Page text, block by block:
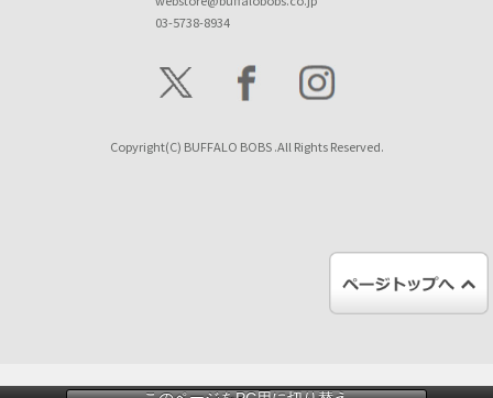
03-5738-8934
Copyright(C) BUFFALO BOBS .All Rights Reserved.